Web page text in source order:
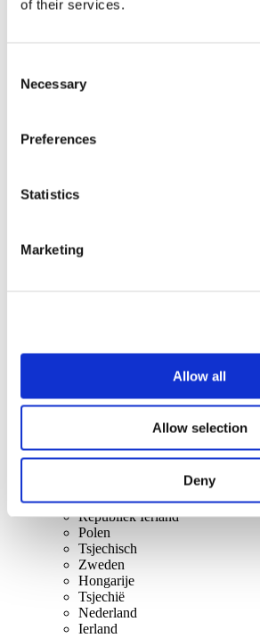
of their services.
Selection
Necessary
Preferences
Statistics
Marketing
Allow all
Allow selection
Deny
evenementen
Slowakije
Verenigd Koninkrijk
Espanha
Frankrijk
Republiek Ierland
Polen
Tsjechisch
Zweden
Hongarije
Tsjechië
Nederland
Ierland